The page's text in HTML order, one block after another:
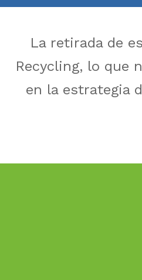
La retirada de
Recycling, lo que
en la estrategia